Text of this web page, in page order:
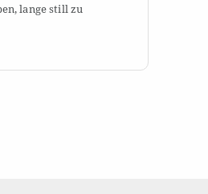
lange stillzu